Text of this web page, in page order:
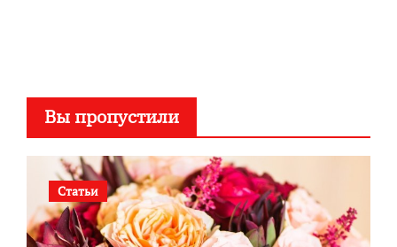
Вы пропустили
Статьи